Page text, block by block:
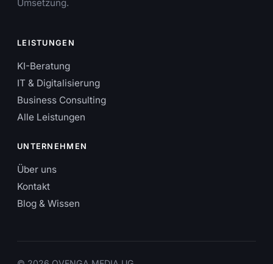
Umsetzung.
LEISTUNGEN
KI-Beratung
IT & Digitalisierung
Business Consulting
Alle Leistungen
UNTERNEHMEN
Über uns
Kontakt
Blog & Wissen